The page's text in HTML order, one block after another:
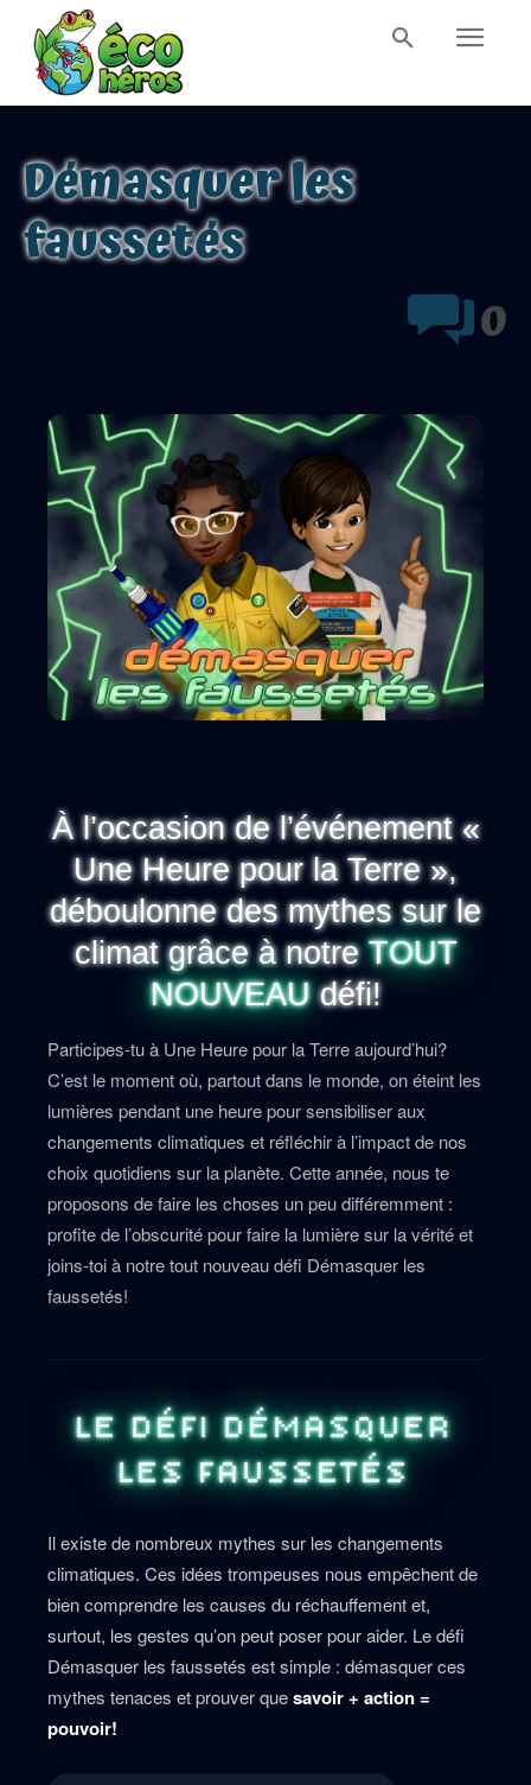
Démasquer les
faussetés
0
À l’occasion de l’événement «
Une Heure pour la Terre »,
déboulonne des mythes sur le
climat grâce à notreTOUT
NOUVEAUdéfi!
Participes-tu à Une Heure pour la Terre aujourd’hui?
C’est le moment où, partout dans le monde, on éteint les
lumières pendant une heure pour sensibiliser aux
changements climatiques et réfléchir à l’impact de nos
choix quotidiens sur la planète. Cette année, nous te
proposons de faire les choses un peu différemment :
profite de l’obscurité pour faire la lumière sur la vérité et
joins-toi à notre tout nouveau défi Démasquer les
faussetés!
LE DÉFI DÉMASQUER
LES FAUSSETÉS
Il existe de nombreux mythes sur les changements
climatiques. Ces idées trompeuses nous empêchent de
bien comprendre les causes du réchauffement et,
surtout, les gestes qu’on peut poser pour aider. Le défi
Démasquer les faussetés est simple : démasquer ces
mythes tenaces et prouver quesavoir + action =
pouvoir!